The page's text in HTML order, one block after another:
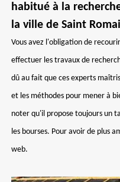
habitué à la
la ville de Saint
Vous avez l'obligation de
effectuer les travaux de
dû au fait que ces experts
et les méthodes pour mener à
noter qu'il propose toujours un
les bourses. Pour avoir de plus
web.